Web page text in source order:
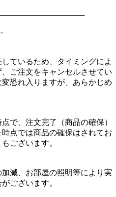
ているため、タイミングによ
ご注文をキャンセルさせてい
恐れ入りますが、あらかじめ
で、注文完了（商品の確保）
点では商品の確保はされてお
ございます。
減、お部屋の照明等により実
ございます。